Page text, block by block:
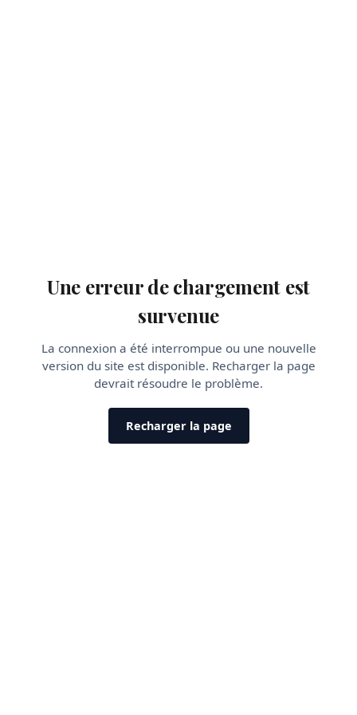
Une erreur de chargement est
survenue
La connexion a été interrompue ou une nouvelle
version du site est disponible. Recharger la page
devrait résoudre le problème.
Recharger la page